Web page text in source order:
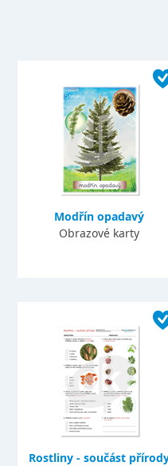
Modřín opadavý
Obrazové karty
Rostliny - součást